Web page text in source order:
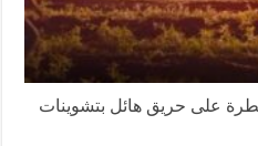
للسيطرة على حريق هائل بتشوينات